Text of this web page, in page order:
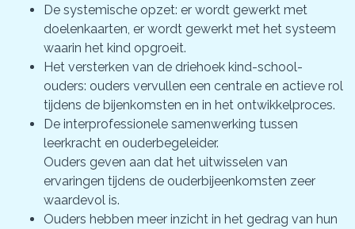
De systemische opzet: er wordt gewerkt met
doelenkaarten, er wordt gewerkt met het systeem
waarin het kind opgroeit.
Het versterken van de driehoek kind-school-
ouders: ouders vervullen een centrale en actieve rol
tijdens de bijenkomsten en in het ontwikkelproces.
De interprofessionele samenwerking tussen
leerkracht en ouderbegeleider.
Ouders geven aan dat het uitwisselen van
ervaringen tijdens de ouderbijeenkomsten zeer
waardevol is.
Ouders hebben meer inzicht in het gedrag van hun